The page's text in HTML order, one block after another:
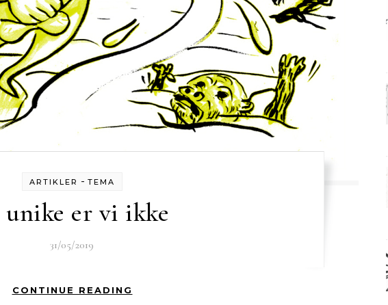
ARTIKLER - TEMA
unike er vi ikke
31/05/2019
CONTINUE READING